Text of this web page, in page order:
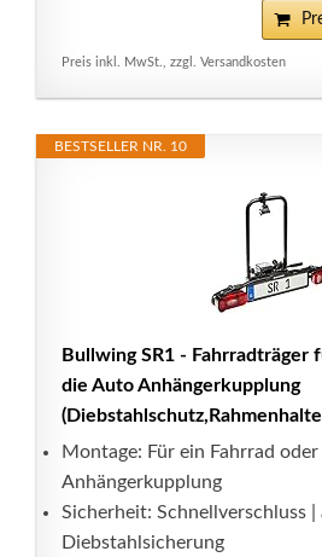
Preis inkl. MwSt., zzgl. Versandkosten
BESTSELLER NR. 10
Bullwing SR1 - Fahrradträger
die Auto Anhängerkupplung
Montage: Für ein Fahrrad
Anhängerkupplung
Sicherheit: Schnellverschluss
Diebstahlsicherung